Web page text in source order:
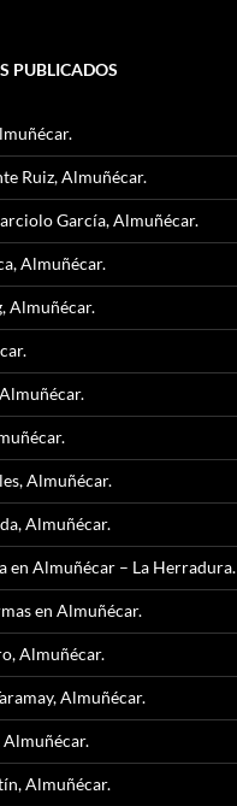
PUBLICADOS
Ruiz, Almuñécar.
García, Almuñécar.
Almuñécar.
Almuñécar.
Almuñécar.
Almuñécar.
en Almuñécar – La Herradura.
en Almuñécar.
Almuñécar.
Almuñécar.
Almuñécar.